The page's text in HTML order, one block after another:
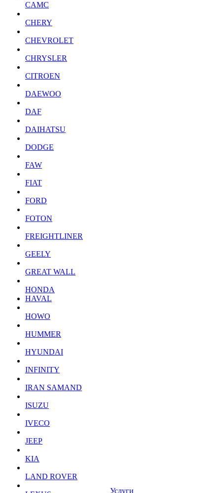
CAMC
CHERY
CHEVROLET
CHRYSLER
CITROEN
DAEWOO
DAF
DAIHATSU
DODGE
FAW
FIAT
FORD
FOTON
FREIGHTLINER
GEELY
GREAT WALL
HONDA
HAVAL
HOWO
HUMMER
HYUNDAI
INFINITY
IRAN SAMAND
ISUZU
IVECO
JEEP
KIA
LAND ROVER
Услуги